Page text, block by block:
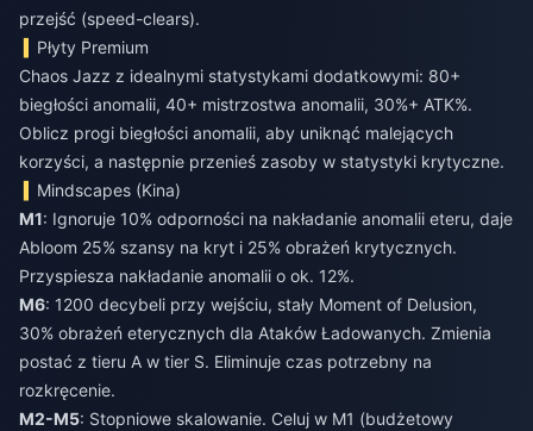
przejść (speed-clears).
Płyty Premium
Chaos Jazz z idealnymi statystykami dodatkowymi: 80+
biegłości anomalii, 40+ mistrzostwa anomalii, 30%+ ATK%.
Oblicz progi biegłości anomalii, aby uniknąć malejących
korzyści, a następnie przenieś zasoby w statystyki krytyczne.
Mindscapes (Kina)
M1: Ignoruje 10% odporności na nakładanie anomalii eteru, daje
Abloom 25% szansy na kryt i 25% obrażeń krytycznych.
Przyspiesza nakładanie anomalii o ok. 12%.
M6: 1200 decybeli przy wejściu, stały Moment of Delusion,
30% obrażeń eterycznych dla Ataków Ładowanych. Zmienia
postać z tieru A w tier S. Eliminuje czas potrzebny na
rozkręcenie.
M2-M5: Stopniowe skalowanie. Celuj w M1 (budżetowy